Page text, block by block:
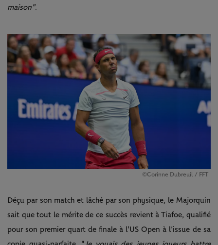
maison".
©Corinne Dubreuil / FFT
Déçu par son match et lâché par son physique, le Majorquin
sait que tout le mérite de ce succès revient à Tiafoe, qualifié
pour son premier quart de finale à l'US Open à l’issue de sa